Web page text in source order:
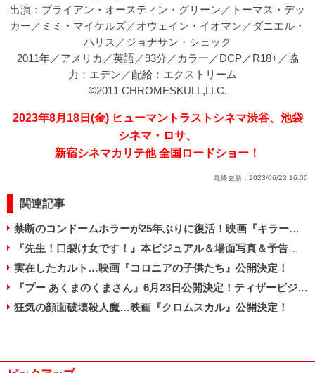
出演：ブライアン・オースティン・グリーン／トーマス・デッ
カー／ミミ・マイケルズ／オウェイン・イオマン／ダニエル・
ハリス／ジョナサン・シェック
2011年／アメリカ／英語／93分／カラー／DCP／R18+／協
力：エデン／配給：エクストリーム
©2011 CHROMESKULL,LLC.
2023年8月18日(金) ヒューマントラストシネマ渋谷、池袋
シネマ・ロサ、
新宿シネマカリテ他 全国ロードショー！
最終更新： 2023/06/23 16:00
関連記事
禁断のコンドームホラーが25年ぶりに復活！映画『キラーコンドーム』公開決定！
『先生！口裂け女です！』本ビジュアル＆場面写真＆予告編解禁！
実在したカルト…映画『コロニアの子供たち』公開決定！
『プー あくまのくまさん』6月23日公開決定！ティザービジュアル解禁！
狂気の顔面破壊殺人魔…映画『クロムスカル』公開決定！